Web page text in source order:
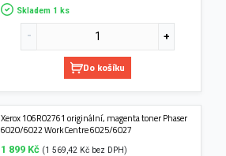
Skladem 1 ks
Do košíku
Xerox 106R02761 originální, magenta toner Phaser
6020/6022 WorkCentre 6025/6027
1 899 Kč (1 569,42 Kč bez DPH)